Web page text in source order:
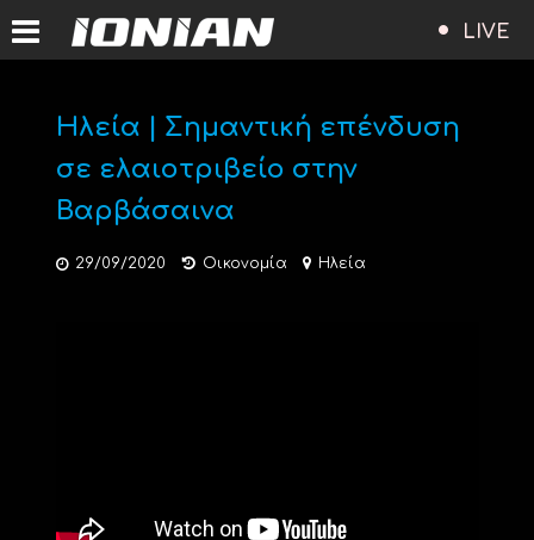
LIVE
Ηλεία | Σημαντική επένδυση
σε ελαιοτριβείο στην
Βαρβάσαινα
29/09/2020 Οικονομία Ηλεία